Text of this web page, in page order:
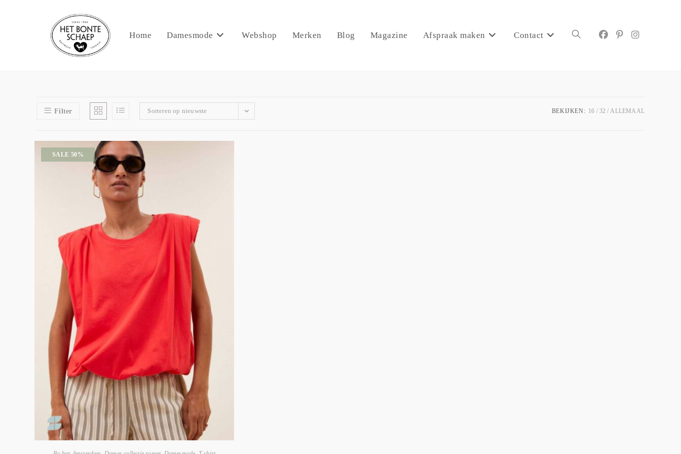
Home Damesmode Webshop Merken Blog Magazine Afspraak maken Contact
Filter Sorteren op nieuwste BEKIJKEN: 16 32 ALLEMAAL
SALE 50%